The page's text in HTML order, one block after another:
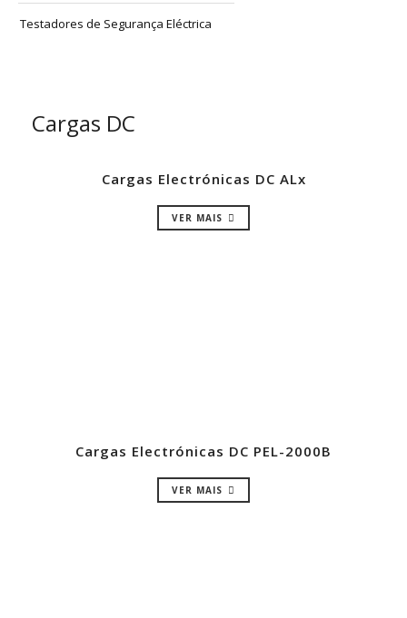
Testadores de Segurança Eléctrica
Cargas DC
Cargas Electrónicas DC ALx
VER MAIS
Cargas Electrónicas DC PEL-2000B
VER MAIS